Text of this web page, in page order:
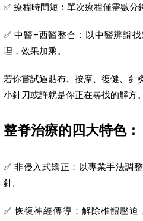
✅ 療程時間短：單次療程僅需數分
✅ 中醫+西醫整合：以中醫辨證
理，效果加乘。
若你嘗試過貼布、按摩、復健、針
小針刀或許就是你正在尋找的解方。
整脊治療的四大特色：
✅ 非侵入式矯正：以專業手法調
針。
✅ 恢復神經傳導：解除椎體壓